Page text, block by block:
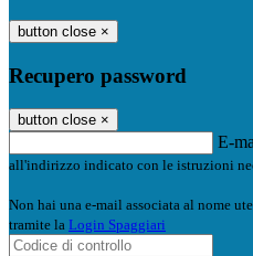
button close ×
Recupero password
button close ×
E-
all'indirizzo indicato con le istruzioni
Non hai una e-mail associata al nome
tramite la Login Spaggiari